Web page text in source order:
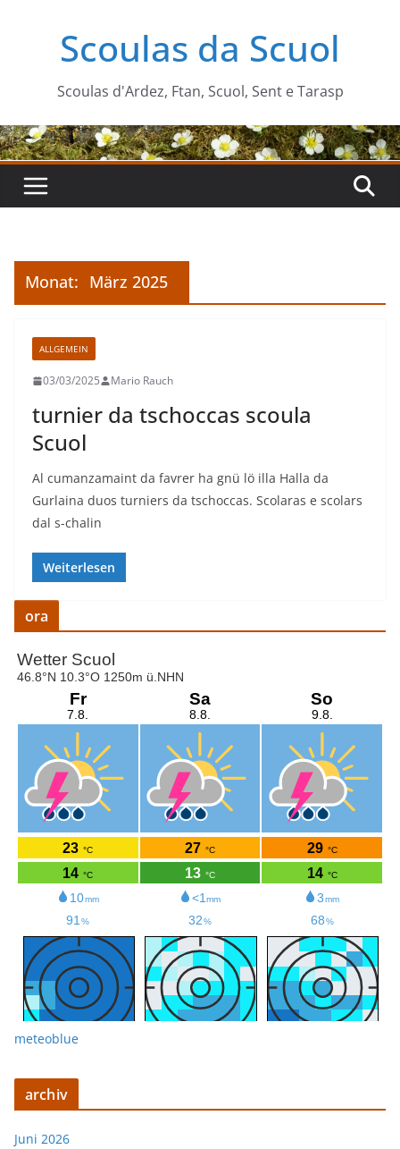
Scoulas da Scuol
Scoulas d'Ardez, Ftan, Scuol, Sent e Tarasp
Monat: März 2025
ALLGEMEIN
03/03/2025 Mario Rauch
turnier da tschoccas scoula
Scuol
Al cumanzamaint da favrer ha gnü lö illa Halla da
Gurlaina duos turniers da tschoccas. Scolaras e scolars
dal s-chalin
Weiterlesen
ora
meteoblue
archiv
Juni 2026